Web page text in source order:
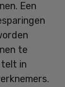
Een
te
in